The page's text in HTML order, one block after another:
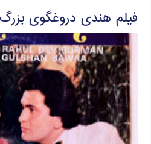
فیلم هندی دروغگوی